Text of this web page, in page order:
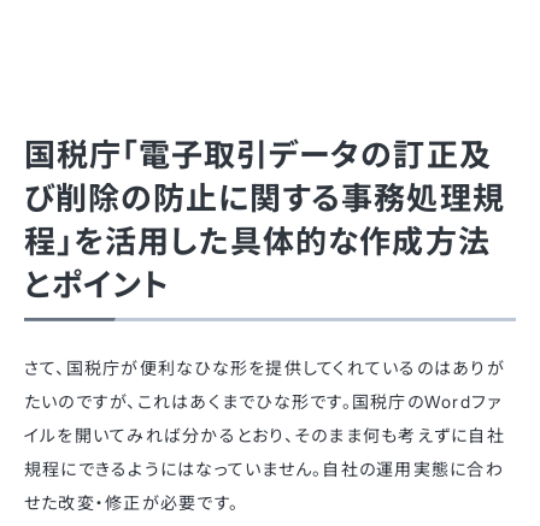
国税庁「電子取引データの訂正及
び削除の防止に関する事務処理規
程」を活用した具体的な作成方法
とポイント
さて、国税庁が便利なひな形を提供してくれているのはありが
たいのですが、これはあくまでひな形です。国税庁のWordファ
イルを開いてみれば分かるとおり、そのまま何も考えずに自社
規程にできるようにはなっていません。自社の運用実態に合わ
せた改変・修正が必要です。